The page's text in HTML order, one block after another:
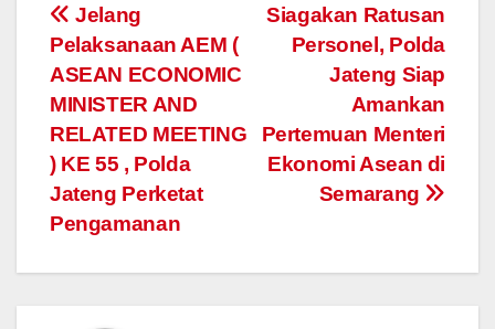
Post
navigation
Siagakan Ratusan
Personel, Polda
Jateng Siap
Amankan
Pertemuan Menteri
Ekonomi Asean di
Semarang
Jelang
Pelaksanaan AEM (
ASEAN ECONOMIC
MINISTER AND
RELATED MEETING
) KE 55 , Polda
Jateng Perketat
Pengamanan